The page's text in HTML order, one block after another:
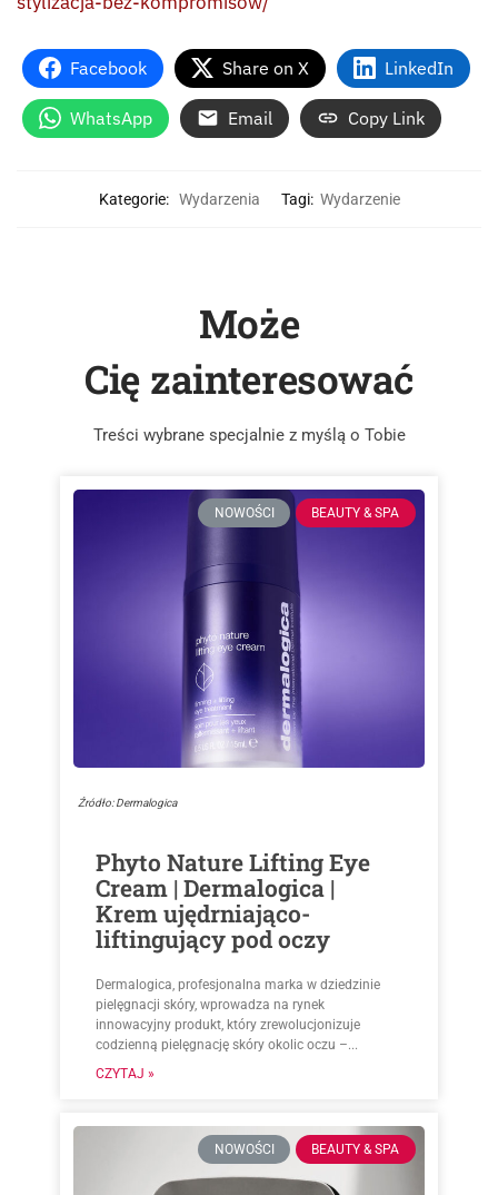
Facebook Share on X LinkedIn
WhatsApp Email Copy Link
Kategorie: Wydarzenia Tagi: Wydarzenie
Może
Cię zainteresować
Treści wybrane specjalnie z myślą o Tobie
NOWOŚCI BEAUTY & SPA
Źródło: Dermalogica
Phyto Nature Lifting Eye
Cream | Dermalogica |
Krem ujędrniająco-
liftingujący pod oczy
Dermalogica, profesjonalna marka w dziedzinie
pielęgnacji skóry, wprowadza na rynek
innowacyjny produkt, który zrewolucjonizuje
codzienną pielęgnację skóry okolic oczu –...
CZYTAJ »
NOWOŚCI BEAUTY & SPA